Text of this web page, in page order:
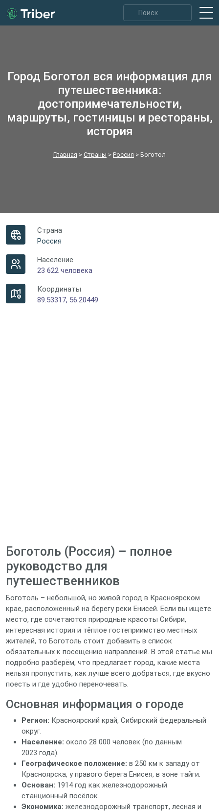
Город Боготол вся информация для
путешественника:
достопримечательности,
маршруты, гостиницы и рестораны,
история
Главная > Страны > Россия > Боготол
Страна
Россия
Население
23 622 человека
Координаты
89.53317, 56.20449
Боготоль (Россия) – полное
руководство для
путешественников
Боготоль – небольшой, но живой город в Красноярском
крае, расположенный на берегу реки Енисей. Если вы ищете
место, где сочетаются природные красоты Сибири,
интересная история и тёплое гостеприимство местных
жителей, то Боготоль стоит добавить в список
обязательных к посещению направлений. В этой статье мы
подробно разберём, что предлагает город, какие места
нельзя пропустить, как лучше всего добраться, где вкусно
поесть и где удобно переночевать.
Основная информация о городе
Регион: Красноярский край, Сибирский федеральный
округ.
Население: около 28 000 человек (по данным
2023 года).
Географическое положение: в 250 км к западу от
Красноярска, у правого берега Енисея, в зоне тайги.
Основан: 1914 год как железнодорожный
станционный посёлок.
Экономика: железнодорожный транспорт, лесная и